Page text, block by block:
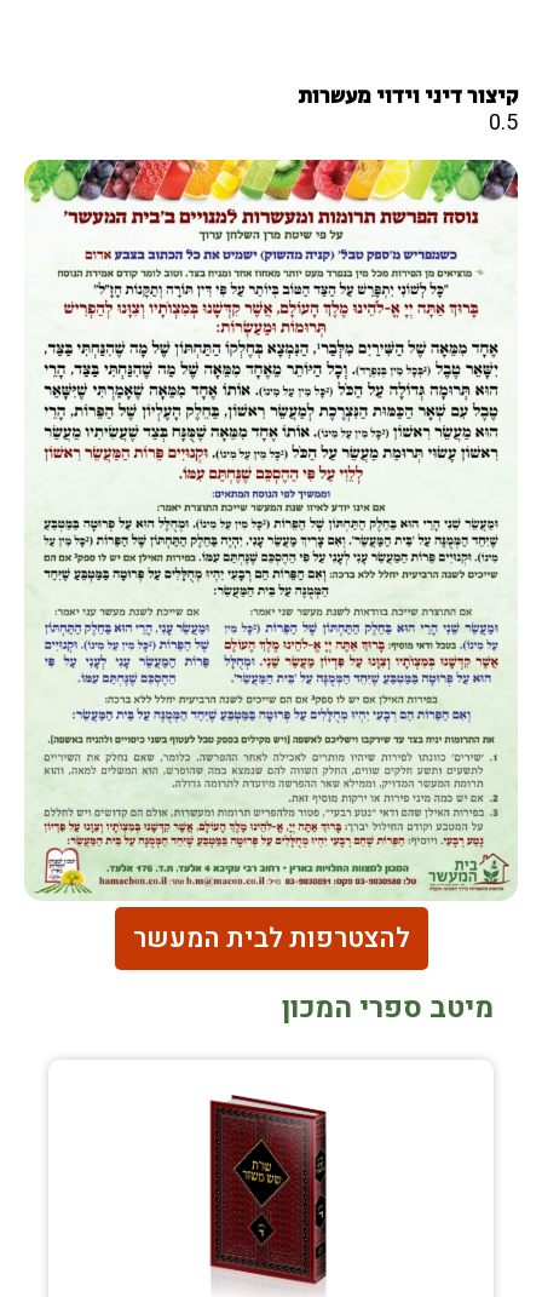
קיצור דיני וידוי מעשרות
להצטרפות לבית המעשר
מיטב ספרי המכון